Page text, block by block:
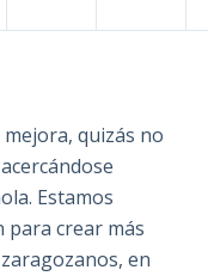
quizás no
Estamos
para crear más
en